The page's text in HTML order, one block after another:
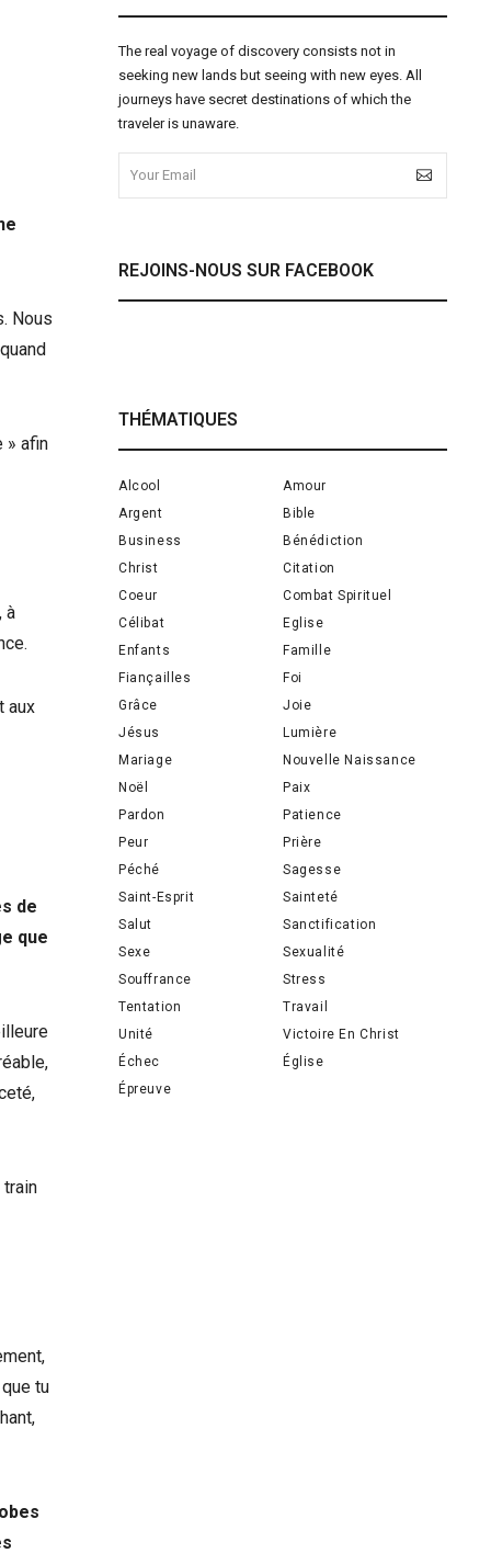
Nous
» afin
à
aux
de
que
tu
The real voyage of discovery consists not in
seeking new lands but seeing with new eyes. All
journeys have secret destinations of which the
traveler is unaware.
REJOINS-NOUS SUR FACEBOOK
THÉMATIQUES
Alcool
Amour
Argent
Bible
Business
Bénédiction
Christ
Citation
Coeur
Combat Spirituel
Célibat
Eglise
Enfants
Famille
Fiançailles
Foi
Grâce
Joie
Jésus
Lumière
Mariage
Nouvelle Naissance
Noël
Paix
Pardon
Patience
Peur
Prière
Péché
Sagesse
Saint-Esprit
Sainteté
Salut
Sanctification
Sexe
Sexualité
Souffrance
Stress
Tentation
Travail
Unité
Victoire En Christ
Échec
Église
Épreuve